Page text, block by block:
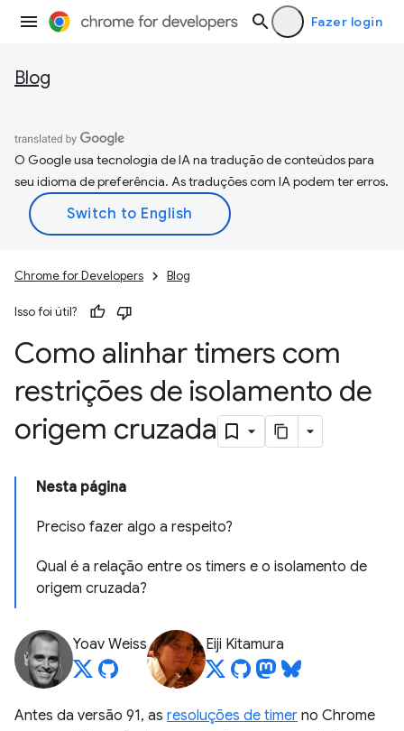
Fazer login
Blog
O Google usa tecnologia de IA na tradução de conteúdos para
seu idioma de preferência. As traduções com IA podem ter erros.
Chrome for Developers Blog
Isso foi útil?
Como alinhar timers com
restrições de isolamento de
origem cruzada
Nesta página
Preciso fazer algo a respeito?
Qual é a relação entre os timers e o isolamento de
origem cruzada?
Yoav Weiss Eiji Kitamura
Antes da versão 91, as resoluções de timer no Chrome